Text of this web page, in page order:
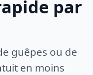
par
guêpes ou de
en moins